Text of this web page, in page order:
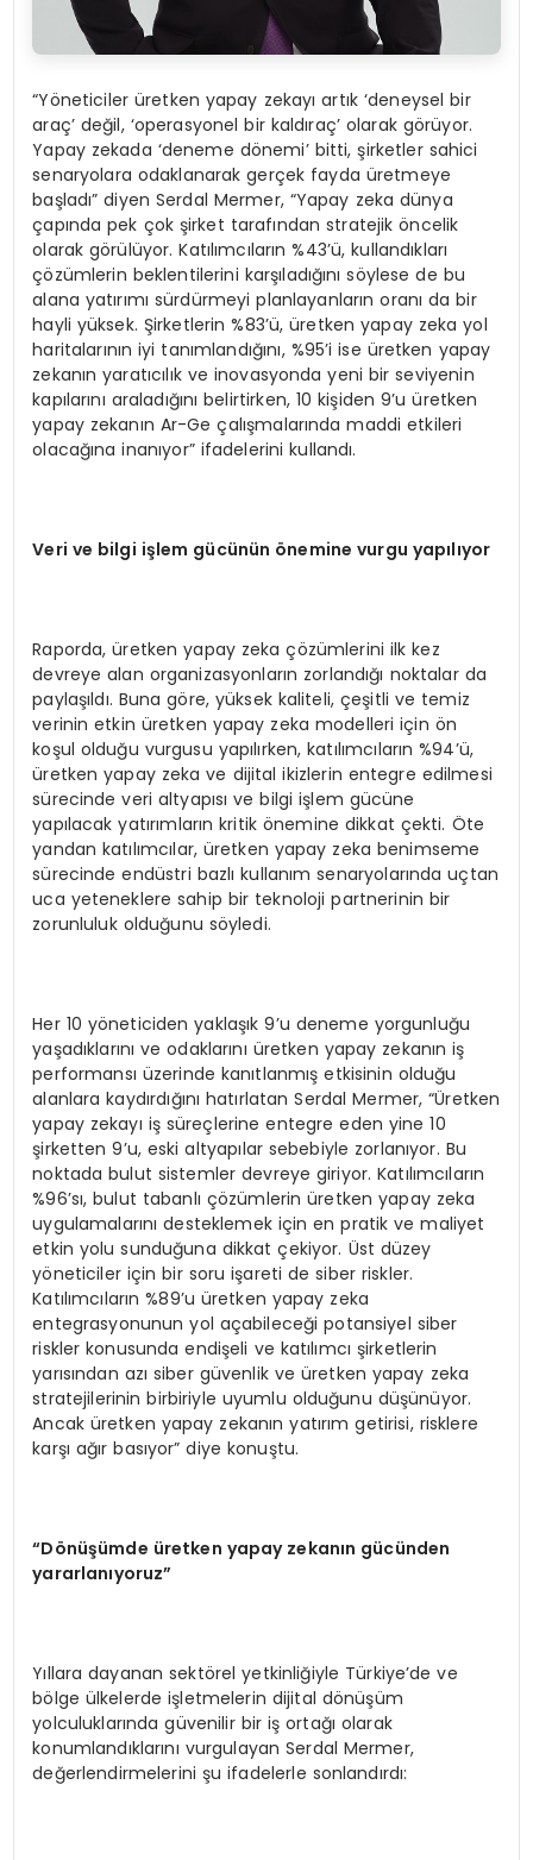
“Yöneticiler üretken yapay zekayı artık ‘deneysel bir
araç’ değil, ‘operasyonel bir kaldıraç’ olarak görüyor.
Yapay zekada ‘deneme dönemi’ bitti, şirketler sahici
senaryolara odaklanarak gerçek fayda üretmeye
başladı” diyen Serdal Mermer, “Yapay zeka dünya
çapında pek çok şirket tarafından stratejik öncelik
olarak görülüyor. Katılımcıların %43’ü, kullandıkları
çözümlerin beklentilerini karşıladığını söylese de bu
alana yatırımı sürdürmeyi planlayanların oranı da bir
hayli yüksek. Şirketlerin %83’ü, üretken yapay zeka yol
haritalarının iyi tanımlandığını, %95’i ise üretken yapay
zekanın yaratıcılık ve inovasyonda yeni bir seviyenin
kapılarını araladığını belirtirken, 10 kişiden 9’u üretken
yapay zekanın Ar-Ge çalışmalarında maddi etkileri
olacağına inanıyor” ifadelerini kullandı.
Veri ve bilgi işlem gücünün önemine vurgu yapılıyor
Raporda, üretken yapay zeka çözümlerini ilk kez
devreye alan organizasyonların zorlandığı noktalar da
paylaşıldı. Buna göre, yüksek kaliteli, çeşitli ve temiz
verinin etkin üretken yapay zeka modelleri için ön
koşul olduğu vurgusu yapılırken, katılımcıların %94’ü,
üretken yapay zeka ve dijital ikizlerin entegre edilmesi
sürecinde veri altyapısı ve bilgi işlem gücüne
yapılacak yatırımların kritik önemine dikkat çekti. Öte
yandan katılımcılar, üretken yapay zeka benimseme
sürecinde endüstri bazlı kullanım senaryolarında uçtan
uca yeteneklere sahip bir teknoloji partnerinin bir
zorunluluk olduğunu söyledi.
Her 10 yöneticiden yaklaşık 9’u deneme yorgunluğu
yaşadıklarını ve odaklarını üretken yapay zekanın iş
performansı üzerinde kanıtlanmış etkisinin olduğu
alanlara kaydırdığını hatırlatan Serdal Mermer, “Üretken
yapay zekayı iş süreçlerine entegre eden yine 10
şirketten 9’u, eski altyapılar sebebiyle zorlanıyor. Bu
noktada bulut sistemler devreye giriyor. Katılımcıların
%96’sı, bulut tabanlı çözümlerin üretken yapay zeka
uygulamalarını desteklemek için en pratik ve maliyet
etkin yolu sunduğuna dikkat çekiyor. Üst düzey
yöneticiler için bir soru işareti de siber riskler.
Katılımcıların %89’u üretken yapay zeka
entegrasyonunun yol açabileceği potansiyel siber
riskler konusunda endişeli ve katılımcı şirketlerin
yarısından azı siber güvenlik ve üretken yapay zeka
stratejilerinin birbiriyle uyumlu olduğunu düşünüyor.
Ancak üretken yapay zekanın yatırım getirisi, risklere
karşı ağır basıyor” diye konuştu.
“Dönüşümde üretken yapay zekanın gücünden
yararlanıyoruz”
Yıllara dayanan sektörel yetkinliğiyle Türkiye’de ve
bölge ülkelerde işletmelerin dijital dönüşüm
yolculuklarında güvenilir bir iş ortağı olarak
konumlandıklarını vurgulayan Serdal Mermer,
değerlendirmelerini şu ifadelerle sonlandırdı: